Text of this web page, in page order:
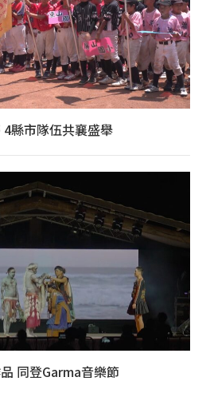
縣市隊伍共襄盛舉
同登Garma音樂節